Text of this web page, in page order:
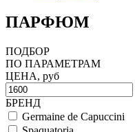
ПАРФЮМ
ПОДБОР
ПО ПАРАМЕТРАМ
ЦЕНА, руб
БРЕНД
Germaine de Capuccini